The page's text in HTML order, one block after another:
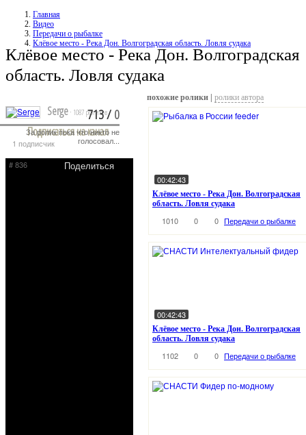
Главная
Видео
Передачи о рыбалке
Клёвое место - Река Дон. Волгоградская область. Ловля судака
Клёвое место - Река Дон. Волгоградская
область. Ловля судака
Serge · 1087 роликов
Подписаться на канал ·
1 подписчик
# 836
Поделиться
713/0
За ролик пока что никто не
голосовал...
похожие ролики | ролики автора
00:42:43
Клёвое место - Река Дон. Волгоградская
область. Ловля судака
1010 0 0 Передачи о рыбалке
00:42:43
Клёвое место - Река Дон. Волгоградская
область. Ловля судака
1102 0 0 Передачи о рыбалке